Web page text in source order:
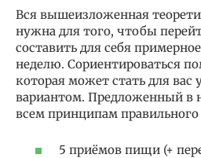
Вся вышеизложенная
нужна для того, чтобы
составить для себя
неделю. Сориентироваться
которая может стать для вас
вариантом. Предложенный в
всем принципам
5 приёмов пищи (+